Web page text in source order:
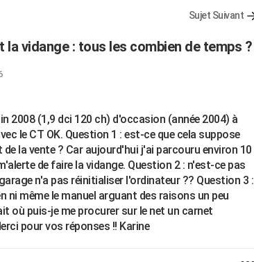
Sujet Suivant
la vidange : tous les combien de temps ?
2008 (1,9 dci 120 ch) d'occasion (année 2004) à
le CT OK. Question 1 : est-ce que cela suppose
la vente ? Car aujourd'hui j'ai parcouru environ 10
de faire la vidange. Question 2 : n'est-ce pas
n'a pas réinitialiser l'ordinateur ?? Question 3 :
ni même le manuel arguant des raisons un peu
où puis-je me procurer sur le net un carnet
pour vos réponses !! Karine